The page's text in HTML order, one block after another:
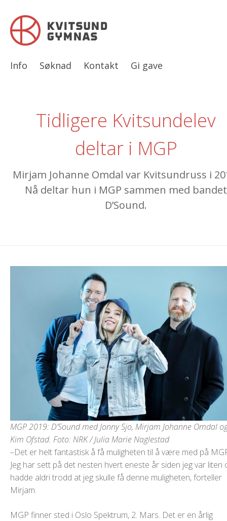
Info Søknad Kontakt Gi gave
Tidligere Kvitsundelev
deltar i MGP
Mirjam Johanne Omdal var Kvitsundruss i
Nå deltar hun i MGP sammen med bandet
D’Sound.
MGP 2019: D’Sound med Jonny Sjo, Mirjam Johanne Omdal
Kim Ofstad. Foto: NRK / Julia Marie Naglestad
–Det er helt fantastisk å få muligheten til å være med på
Jeg har sett på det nesten hvert eneste år siden jeg var liten
hadde aldri trodd at jeg skulle få denne muligheten, forteller
Mirjam.
MGP finner sted i Oslo Spektrum, 2. Mars. Det er en årlig